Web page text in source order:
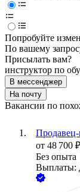
Попробуйте
По вашему
Присылать вам?
инструктор по
В мессенджер
На почту
Вакансии по
от 48 700 ₽
Без опыта
Выплаты: